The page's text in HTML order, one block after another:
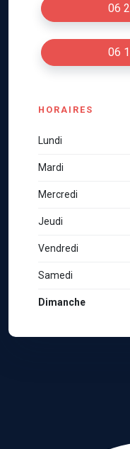
06
06
HORAIRES
Lundi
Mardi
Mercredi
Jeudi
Vendredi
Samedi
Dimanche